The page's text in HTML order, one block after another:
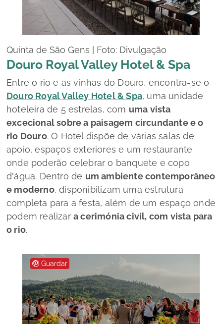
Quinta de São Gens | Foto: Divulgação
Douro Royal Valley Hotel & Spa
Entre o rio e as vinhas do Douro, encontra-se o
Douro Royal Valley Hotel & Spa, uma unidade
hoteleira de 5 estrelas, com uma vista
excecional sobre a paisagem circundante e o
rio Douro. O Hotel dispõe de várias salas de
apoio, espaços exteriores e um restaurante
onde poderão celebrar o banquete e copo
d'água. Dentro de um ambiente contemporâneo
e moderno, disponibilizam uma estrutura
completa para a festa, além de um espaço onde
podem realizar a cerimónia civil, com vista para
o rio.
Guardar